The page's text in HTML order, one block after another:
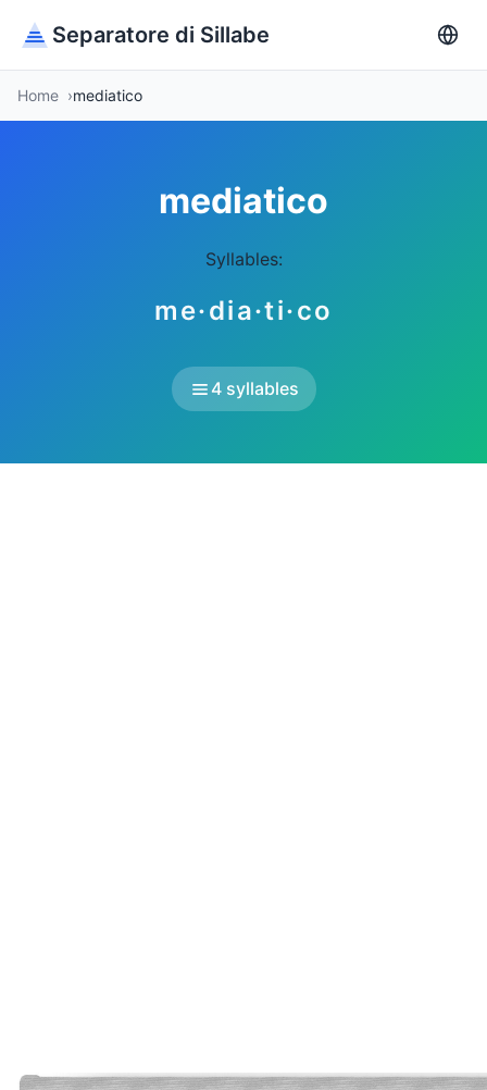
Separatore di Sillabe
Home mediatico
mediatico
Syllables:
me·dia·ti·co
4 syllables